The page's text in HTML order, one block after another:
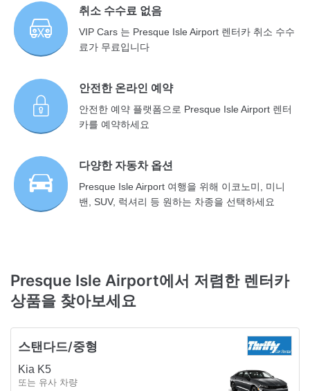
취소 수수료 없음
VIP Cars 는 Presque Isle Airport 렌터카 취소 수수
료가 무료입니다
안전한 온라인 예약
안전한 예약 플랫폼으로 Presque Isle Airport 렌터
카를 예약하세요
다양한 자동차 옵션
Presque Isle Airport 여행을 위해 이코노미, 미니
밴, SUV, 럭셔리 등 원하는 차종을 선택하세요
Presque Isle Airport에서 저렴한 렌터카
상품을 찾아보세요
스탠다드/중형
Kia K5
또는 유사 차량